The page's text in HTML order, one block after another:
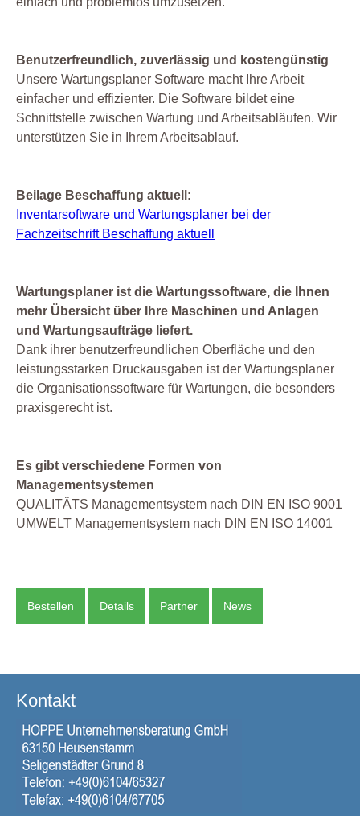
Benutzerfreundlich, zuverlässig und kostengünstig
Unsere Wartungsplaner Software macht Ihre Arbeit
einfacher und effizienter. Die Software bildet eine
Schnittstelle zwischen Wartung und Arbeitsabläufen. Wir
unterstützen Sie in Ihrem Arbeitsablauf.
Beilage Beschaffung aktuell:
Inventarsoftware und Wartungsplaner bei der
Fachzeitschrift Beschaffung aktuell
Wartungsplaner ist die Wartungssoftware, die Ihnen
mehr Übersicht über Ihre Maschinen und Anlagen
und Wartungsaufträge liefert.
Dank ihrer benutzerfreundlichen Oberfläche und den
leistungsstarken Druckausgaben ist der Wartungsplaner
die Organisationssoftware für Wartungen, die besonders
praxisgerecht ist.
Es gibt verschiedene Formen von
Managementsystemen
QUALITÄTS Managementsystem nach DIN EN ISO 9001
UMWELT Managementsystem nach DIN EN ISO 14001
Bestellen Details Partner News
Kontakt